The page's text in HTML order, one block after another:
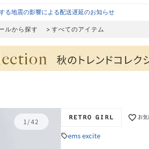
る地震の影響による配送遅延のお知らせ
ルから探す すべてのアイテム
1/42 favorite_border お
sellems excite